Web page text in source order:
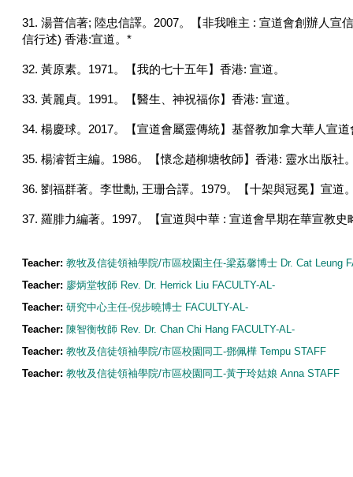
31. 湯普信著; 陸忠信譯。2007。【非我唯主 : 宣道會創辦人宣
信行述) 香港:宣道。*
32. 黃原素。1971。【我的七十五年】香港: 宣道。
33. 黃麗貞。1991。【醫生、神祝福你】香港: 宣道。
34. 楊慶球。2017。【宣道會屬靈傳統】基督教加拿大華人宣
35. 楊濬哲主編。1986。【懷念趙柳塘牧師】香港: 靈水出版社
36. 劉福群著。李世勳, 王珊合譯。1979。【十架與冠冕】宣道
37. 羅腓力編著。1997。【宣道與中華 : 宣道會早期在華宣教史
Teacher: 教牧及信徒領袖學院/市區校園主任-梁荔馨博士 Dr. Cat Leung
Teacher: 廖炳堂牧師 Rev. Dr. Herrick Liu FACULTY-AL-
Teacher: 研究中心主任-倪步曉博士 FACULTY-AL-
Teacher: 陳智衡牧師 Rev. Dr. Chan Chi Hang FACULTY-AL-
Teacher: 教牧及信徒領袖學院/市區校園同工-鄧佩樺 Tempu STAFF
Teacher: 教牧及信徒領袖學院/市區校園同工-黃于玲姑娘 Anna STAFF